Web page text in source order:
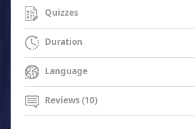
Quizzes
Duration
Language
Reviews (10)